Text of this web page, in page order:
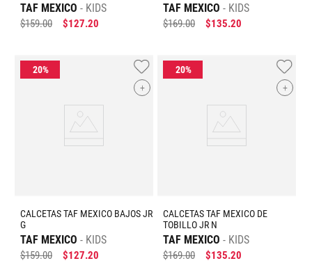
TAF MEXICO KIDS
$159.00 $127.20
TAF MEXICO KIDS
$169.00 $135.20
+
CALCETAS TAF MEXICO BAJOS JR
G
TAF MEXICO KIDS
$159.00 $127.20
+
CALCETAS TAF MEXICO DE
TOBILLO JR N
TAF MEXICO KIDS
$169.00 $135.20